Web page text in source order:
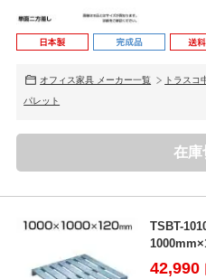
オフィス家具 メーカー一覧 トラスコ
パレット
在庫
TSBT-
42,990